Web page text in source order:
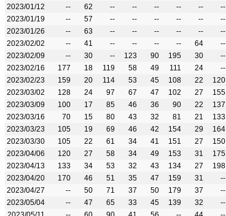
2023/01/12
-- 62 -- -- -- -- -- --
2023/01/19
-- 57 -- -- -- -- -- --
2023/01/26
-- 63 -- -- -- -- -- --
2023/02/02
-- 41 -- -- -- -- 64 --
2023/02/09
-- 30 -- 123 90 195 30 --
2023/02/16
177 18 119 58 49 111 24 --
2023/02/23
159 20 114 53 45 108 22 120
2023/03/02
128 24 97 67 47 102 27 155
2023/03/09
100 17 85 46 36 90 22 137
2023/03/16
70 15 80 43 32 81 21 133
2023/03/23
105 19 69 46 42 154 29 164
2023/03/30
105 22 61 34 41 151 27 150
2023/04/06
120 27 58 34 49 153 31 175
2023/04/13
133 34 53 32 43 134 27 198
2023/04/20
170 46 51 35 47 159 31 --
2023/04/27
-- 50 71 37 50 179 37 --
2023/05/04
-- 47 65 33 45 139 32 --